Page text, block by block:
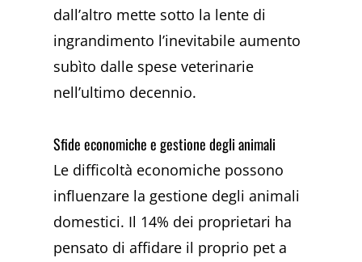
dall’altro mette sotto la lente di
ingrandimento l’inevitabile aumento
subìto dalle spese veterinarie
nell’ultimo decennio.
Sfide economiche e gestione degli animali
Le difficoltà economiche possono
influenzare la gestione degli animali
domestici. Il 14% dei proprietari ha
pensato di affidare il proprio pet a